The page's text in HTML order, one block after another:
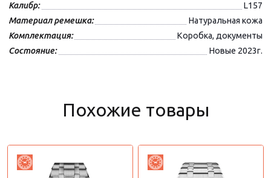
Калибр:
L157
Материал ремешка:
Натуральная кожа
Комплектация:
Коробка, документы
Состояние:
Новые 2023г.
Похожие товары